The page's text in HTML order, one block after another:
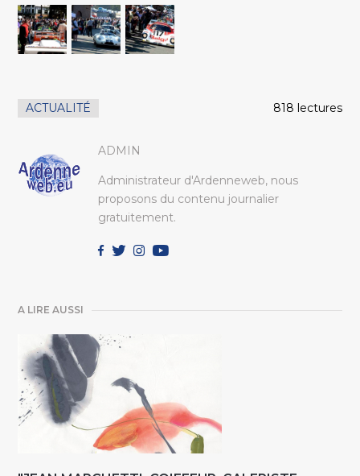
ACTUALITÉ 818 lectures
ADMIN
Administrateur d'Ardenneweb, nous
proposons du contenu journalier
gratuitement.
A LIRE AUSSI